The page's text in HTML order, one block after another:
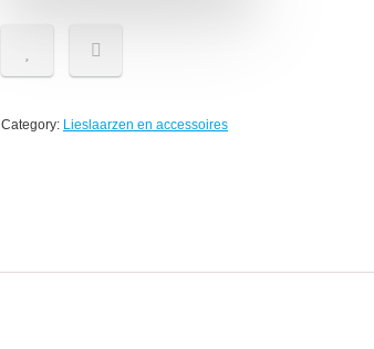
Category: Lieslaarzen en accessoires